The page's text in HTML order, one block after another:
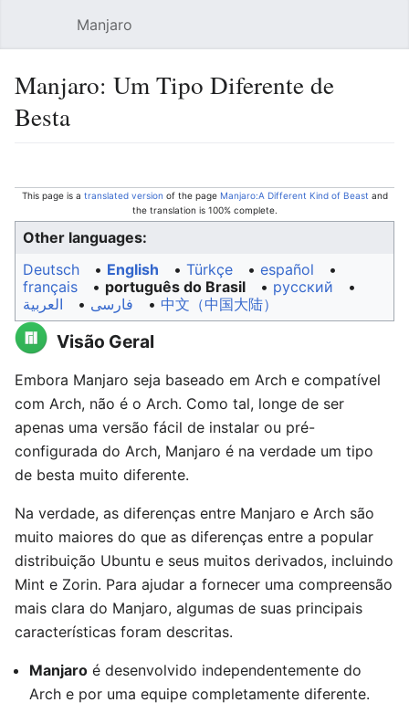
Manjaro
Manjaro: Um Tipo Diferente de
Besta
This page is a translated version of the page Manjaro:A Different Kind of Beast and
the translation is 100% complete.
Other languages:
Deutsch
• ‎ English • ‎ Türkçe • ‎ español
•
français • ‎ português do Brasil • ‎ русский
•
العربية • ‎ فارسی • ‎ 中文（中国大陆）‎
Visão Geral
Embora Manjaro seja baseado em Arch e compatível
com Arch, não é o Arch. Como tal, longe de ser
apenas uma versão fácil de instalar ou pré-
configurada do Arch, Manjaro é na verdade um tipo
de besta muito diferente.
Na verdade, as diferenças entre Manjaro e Arch são
muito maiores do que as diferenças entre a popular
distribuição Ubuntu e seus muitos derivados, incluindo
Mint e Zorin. Para ajudar a fornecer uma compreensão
mais clara do Manjaro, algumas de suas principais
características foram descritas.
Manjaro é desenvolvido independentemente do
Arch e por uma equipe completamente diferente.